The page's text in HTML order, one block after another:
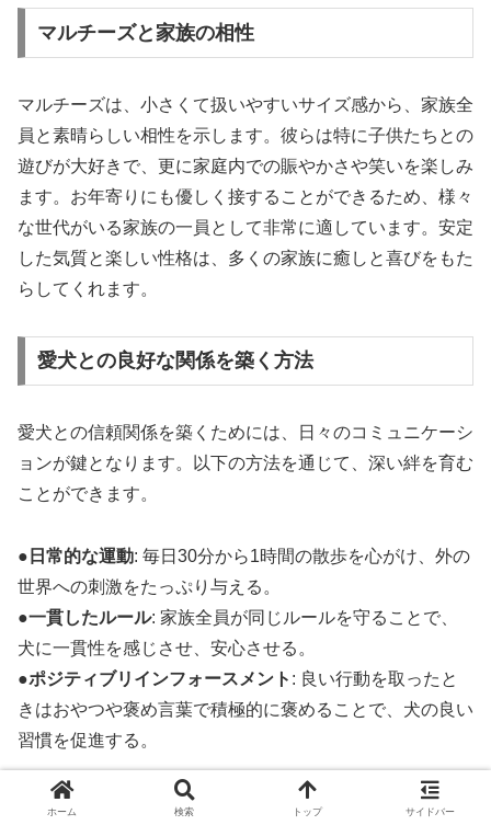
マルチーズと家族の相性
マルチーズは、小さくて扱いやすいサイズ感から、家族全
員と素晴らしい相性を示します。彼らは特に子供たちとの
遊びが大好きで、更に家庭内での賑やかさや笑いを楽しみ
ます。お年寄りにも優しく接することができるため、様々
な世代がいる家族の一員として非常に適しています。安定
した気質と楽しい性格は、多くの家族に癒しと喜びをもた
らしてくれます。
愛犬との良好な関係を築く方法
愛犬との信頼関係を築くためには、日々のコミュニケーシ
ョンが鍵となります。以下の方法を通じて、深い絆を育む
ことができます。
● 日常的な運動: 毎日30分から1時間の散歩を心がけ、外の
世界への刺激をたっぷり与える。
●一貫したルール: 家族全員が同じルールを守ることで、
犬に一貫性を感じさせ、安心させる。
●ポジティブリインフォースメント : 良い行動を取ったと
きはおやつや褒め言葉で積極的に褒めることで、犬の良い
習慣を促進する。
こうした接し方やしつけを心がけることで、愛犬との生活
ホーム 検索 トップ サイドバー